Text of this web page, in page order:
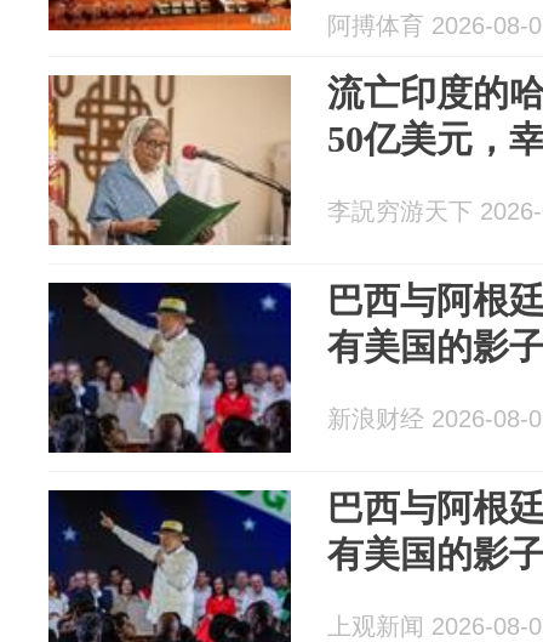
阿搏体育 2026-08-
流亡印度的
50亿美元，
李詋穷游天下
巴西与阿根
有美国的影
新浪财经 2026-08-
巴西与阿根
有美国的影
上观新闻 2026-08-